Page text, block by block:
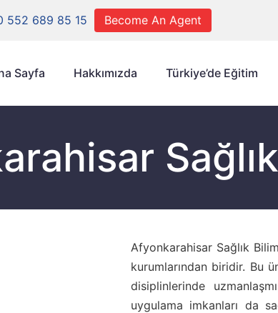
552 689 85 15 Become An Agent
Sayfa Hakkımızda Türkiye’de Eğitim
Afyonkarahisar Sağlık
kurumlarından biridir. Bu
disiplinlerinde
uygulama imkanları da